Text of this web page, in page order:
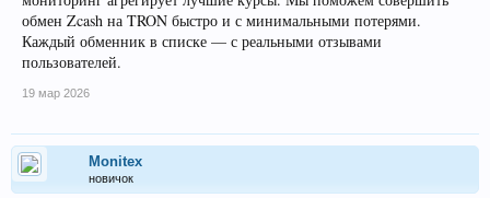
обмен Zcash на TRON быстро и с минимальными потерями.
Каждый обменник в списке — с реальными отзывами
пользователей.
19 мар 2026
Monitex
новичок